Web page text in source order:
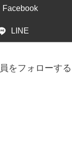
Facebook
LINE
をフォローする